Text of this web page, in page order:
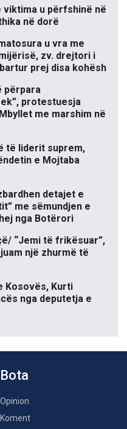
u përfshinë në
në dorë
u vra me
zv. drejtori i
prej disa kohësh
përpara
protestuesja
me marshim në
të liderit suprem,
e Mojtaba
detajet e
me sëmundjen e
nga Botërori
“Jemi të frikësuar”,
një zhurmë të
Kosovës, Kurti
nga deputetja e
Bota
Opinion
Koment